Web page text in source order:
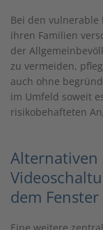
Bei den
ihren Familien
der
zu vermeiden,
auch ohne
im Umfeld soweit
risikobehafteten
Alternativen
dem